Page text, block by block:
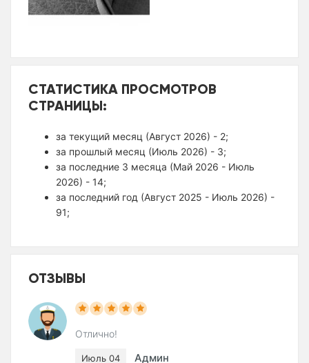
СТАТИСТИКА ПРОСМОТРОВ
СТРАНИЦЫ:
за текущий месяц (Август 2026) - 2;
за прошлый месяц (Июль 2026) - 3;
за последние 3 месяца (Май 2026 - Июль
2026) - 14;
за последний год (Август 2025 - Июль 2026) -
91;
ОТЗЫВЫ
Отлично!
Июль 04 Админ